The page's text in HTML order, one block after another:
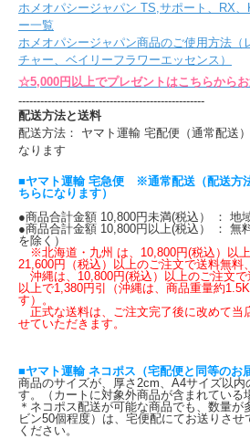
ホメオパシージャパン TS,サポート、RX
ー一覧
ホメオパシージャパン商品のご使用方法（
チャー、ベイリーフラワーエッセンス）
☆5,000円以上でプレゼントはこちらからお
---------------------------------------------------
配送方法と送料
配送方法： ヤマト運輸 宅配便（通常配送
なります
■ヤマト運輸 宅急便 ※通常配送（配送方
ちらになります）
●商品合計金額 10,800円未満(税込） ： 地
●商品合計金額 10,800円以上(税込） ： 無
を除く）
※北海道・九州 は、10,800円(税込）以
21,600円（税込）以上のご注文で送料無料、
沖縄は、10,800円(税込）以上のご注文で
以上で1,380円引（沖縄は、商品重量約
す）。
正式な送料は、ご注文完了後に改めて当
せていただきます。
■ヤマト運輸 ネコポス（宅配便と同等のお
商品のサイズが、厚さ2cm、A4サイズ以内
す。（カートに対象外商品が含まれている
＊ネコポス配送が可能な商品でも、数量
ビン50個程度）は、宅便配にてお送りさ
ください。